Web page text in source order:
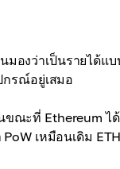
องว่าเป็นรายได้แบ
กรณ์อยู่เสมอ
ขณะที่ Ethereum ไ
เหมือนเดิม ETH